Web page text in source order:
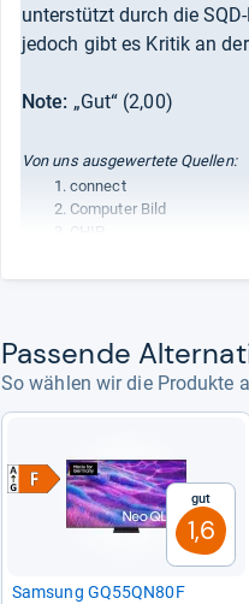
unterstützt durch die
jedoch gibt es Kritik an
Note: „Gut“ (2,00)
Von uns ausgewertete Quellen:
connect
Computer Bild
CHIP
Pas­sende
So wählen wir die Produkte
Gut
1,6
Sam­sung GQ55QN80F